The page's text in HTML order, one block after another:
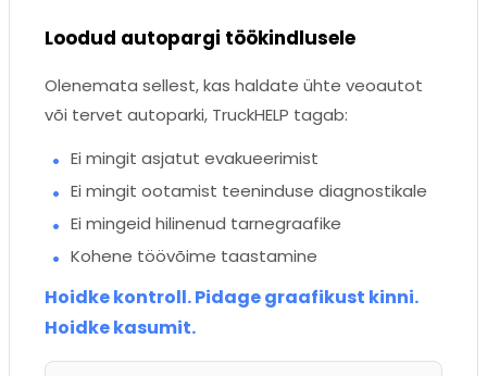
Loodud autopargi töökindlusele
Olenemata sellest, kas haldate ühte veoautot
või tervet autoparki, TruckHELP tagab:
Ei mingit asjatut evakueerimist
Ei mingit ootamist teeninduse diagnostikale
Ei mingeid hilinenud tarnegraafike
Kohene töövõime taastamine
Hoidke kontroll. Pidage graafikust kinni.
Hoidke kasumit.